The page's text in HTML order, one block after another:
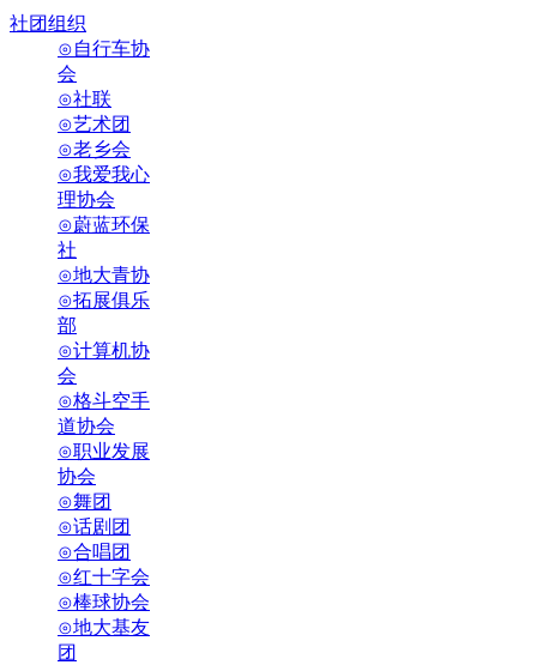
社团组织
⊙自行车协
会
⊙社联
⊙艺术团
⊙老乡会
⊙我爱我心
理协会
⊙蔚蓝环保
社
⊙地大青协
⊙拓展俱乐
部
⊙计算机协
会
⊙格斗空手
道协会
⊙职业发展
协会
⊙舞团
⊙话剧团
⊙合唱团
⊙红十字会
⊙棒球协会
⊙地大基友
团